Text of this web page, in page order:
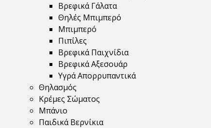
Βρεφικά Γάλατα
Θηλές Μπιμπερό
Μπιμπερό
Πιπίλες
Βρεφικά Παιχνίδια
Βρεφικά Αξεσουάρ
Υγρά Απορρυπαντικά
Θηλασμός
Κρέμες Σώματος
Μπάνιο
Παιδικά Βερνίκια